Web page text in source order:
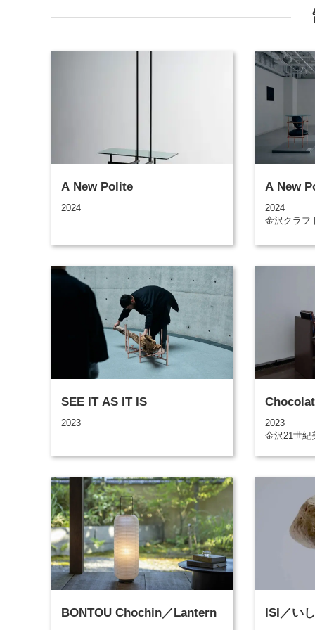
A New Polite
2024
A New
2024
金沢クラフ
SEE IT AS IT IS
2023
2023
金沢21世紀
BONTOU Chochin／Lantern ISI／いし